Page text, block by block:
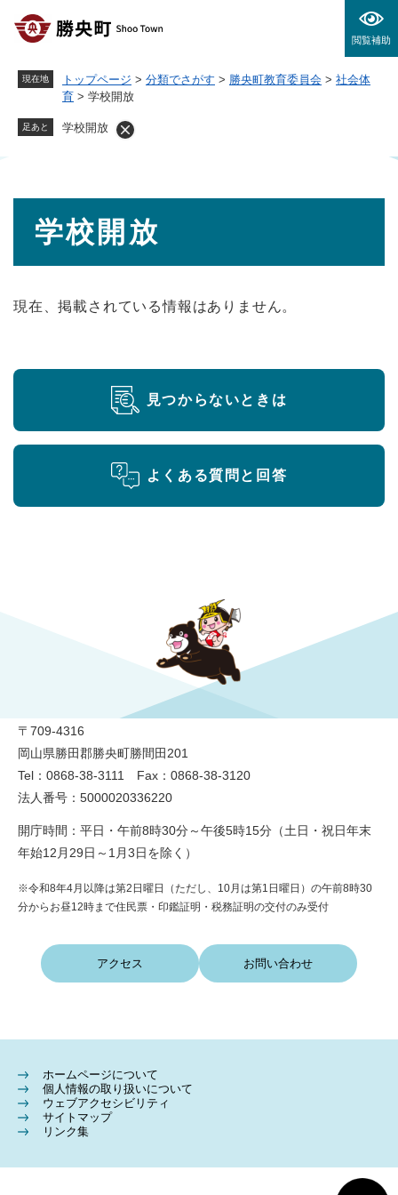
閲覧補助
現在地 トップページ > 分類でさがす > 勝央町教育委員会 > 社会体
育 > 学校開放
足あと 学校開放
学校開放
現在、掲載されている情報はありません。
見つからないときは
よくある質問と回答
〒709-4316
岡山県勝田郡勝央町勝間田201
Tel：0868-38-3111 Fax：0868-38-3120
法人番号：5000020336220
開庁時間：平日・午前8時30分～午後5時15分（土日・祝日年末
年始12月29日～1月3日を除く）
※令和8年4月以降は第2日曜日（ただし、10月は第1日曜日）の午前8時30
分からお昼12時まで住民票・印鑑証明・税務証明の交付のみ受付
アクセス お問い合わせ
ホームページについて
個人情報の取り扱いについて
ウェブアクセシビリティ
サイトマップ
リンク集